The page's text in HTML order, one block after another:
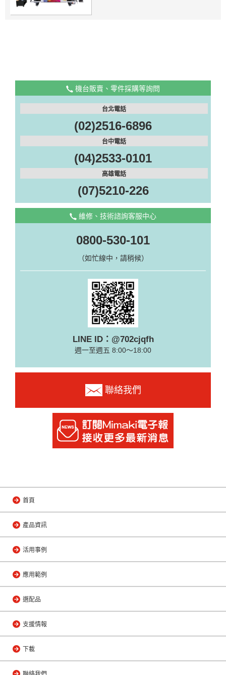
機台販賣、零件採購等詢問
台北電話
(02)2516-6896
台中電話
(04)2533-0101
高雄電話
(07)5210-226
維修、技術諮詢客服中心
0800-530-101
（如忙線中，請稍候）
LINE ID：@702cjqfh
週一至週五 8:00～18:00
聯絡我們
首頁
產品資訊
活用事例
應用範例
選配品
支援情報
下載